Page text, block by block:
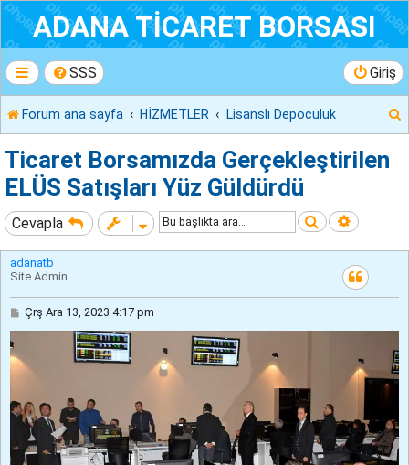
ADANA TİCARET BORSASI
SSS Giriş
Forum ana sayfa HİZMETLER Lisanslı Depoculuk
Ticaret Borsamızda Gerçekleştirilen
ELÜS Satışları Yüz Güldürdü
Cevapla Ara Gelişmiş
adanatb
Site Admin
M
j
Çrş Ara 13, 2023 4:17 pm